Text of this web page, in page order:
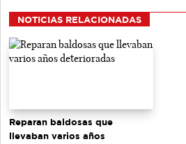
NOTICIAS RELACIONADAS
Reparan baldosas que
llevaban varios años